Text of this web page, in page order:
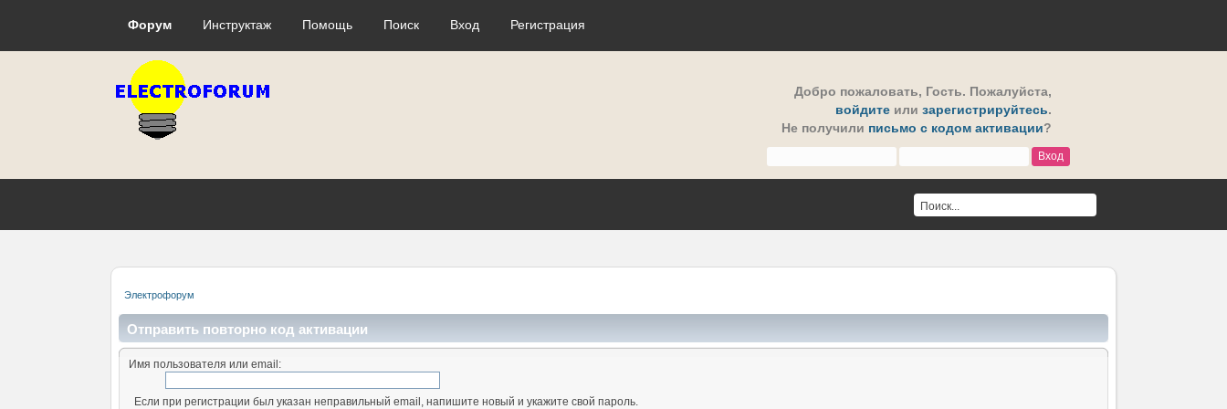
Форум Инструктаж Помощь Поиск Вход Регистрация
Добро пожаловать, Гость. Пожалуйста,
войдите или зарегистрируйтесь.
Не получили письмо с кодом активации?
Электрофорум
Отправить повторно код активации
Имя пользователя или email:
Если при регистрации был указан неправильный email, напишите новый и укажите свой пароль.